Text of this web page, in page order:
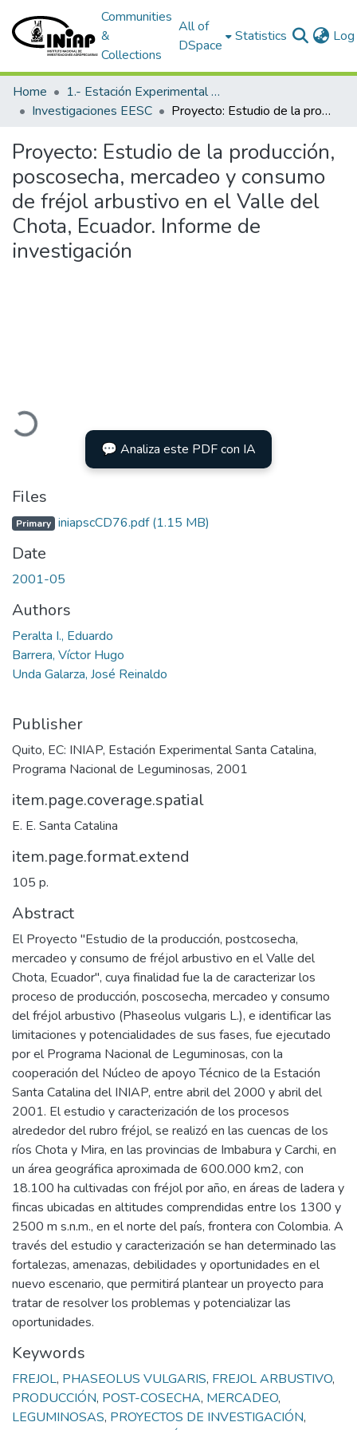
Communities
&
Collections
All of
DSpace
Statistics
Home
1.- Estación Experimental Santa Catalina
Investigaciones EESC
Proyecto: Estudio de la producción, poscosecha, mercadeo y consumo de fréjol arbustivo en el Valle del Chota, Ecuador. Informe de investigación
Proyecto: Estudio de la producción,
poscosecha, mercadeo y consumo
de fréjol arbustivo en el Valle del
Chota, Ecuador. Informe de
investigación
Loading...
💬 Analiza este PDF con IA
Files
Primary iniapscCD76.pdf(1.15 MB)
Date
2001-05
Authors
Peralta I., Eduardo
Barrera, Víctor Hugo
Unda Galarza, José Reinaldo
Publisher
Quito, EC: INIAP, Estación Experimental Santa Catalina,
Programa Nacional de Leguminosas, 2001
item.page.coverage.spatial
E. E. Santa Catalina
item.page.format.extend
105 p.
Abstract
El Proyecto "Estudio de la producción, postcosecha,
mercadeo y consumo de fréjol arbustivo en el Valle del
Chota, Ecuador", cuya finalidad fue la de caracterizar los
proceso de producción, poscosecha, mercadeo y consumo
del fréjol arbustivo (Phaseolus vulgaris L.), e identificar las
limitaciones y potencialidades de sus fases, fue ejecutado
por el Programa Nacional de Leguminosas, con la
cooperación del Núcleo de apoyo Técnico de la Estación
Santa Catalina del INIAP, entre abril del 2000 y abril del
2001. El estudio y caracterización de los procesos
alrededor del rubro fréjol, se realizó en las cuencas de los
ríos Chota y Mira, en las provincias de Imbabura y Carchi, en
un área geográfica aproximada de 600.000 km2, con
18.100 ha cultivadas con fréjol por año, en áreas de ladera y
fincas ubicadas en altitudes comprendidas entre los 1300 y
2500 m s.n.m., en el norte del país, frontera con Colombia. A
través del estudio y caracterización se han determinado las
fortalezas, amenazas, debilidades y oportunidades en el
nuevo escenario, que permitirá plantear un proyecto para
tratar de resolver los problemas y potencializar las
oportunidades.
Keywords
FREJOL, PHASEOLUS VULGARIS, FREJOL ARBUSTIVO,
PRODUCCIÓN, POST-COSECHA, MERCADEO,
LEGUMINOSAS, PROYECTOS DE INVESTIGACIÓN,